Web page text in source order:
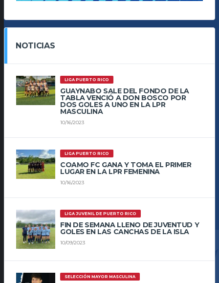
NOTICIAS
LIGA PUERTO RICO
GUAYNABO SALE DEL FONDO DE LA
TABLA VENCIÓ A DON BOSCO POR
DOS GOLES A UNO EN LA LPR
MASCULINA
10/16/2023
LIGA PUERTO RICO
COAMO FC GANA Y TOMA EL PRIMER
LUGAR EN LA LPR FEMENINA
10/16/2023
LIGA JUVENIL DE PUERTO RICO
FIN DE SEMANA LLENO DE JUVENTUD Y
GOLES EN LAS CANCHAS DE LA ISLA
10/09/2023
SELECCIÓN MAYOR MASCULINA